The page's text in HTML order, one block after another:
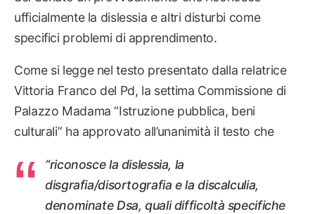
ufficialmente la dislessia e altri disturbi come
specifici problemi di apprendimento.
Come si legge nel testo presentato dalla relatrice
Vittoria Franco del Pd, la settima Commissione di
Palazzo Madama “Istruzione pubblica, beni
culturali” ha approvato all’unanimità il testo che
“riconosce la dislessia, la
disgrafia/disortografia e la discalculia,
denominate Dsa, quali difficoltà specifiche